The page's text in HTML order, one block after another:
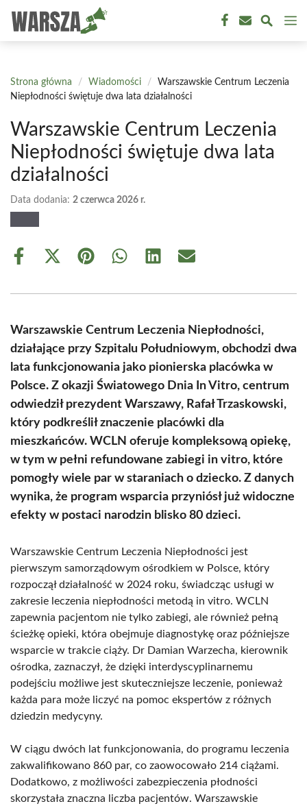
treści
Strona główna / Wiadomości /
Warszawskie Centrum Leczenia
Niepłodności świętuje dwa lata działalności
Warszawskie Centrum Leczenia
Niepłodności świętuje dwa lata
działalności
Data dodania: 2 czerwca 2026 r.
Share
Share
(Twitter)
Share Share Share Share
Warszawskie Centrum Leczenia Niepłodności,
działające przy Szpitalu Południowym, obchodzi dwa
lata funkcjonowania jako pionierska placówka w
Polsce. Z okazji Światowego Dnia In Vitro, centrum
odwiedził prezydent Warszawy, Rafał Trzaskowski,
który podkreślił znaczenie placówki dla
mieszkańców. WCLN oferuje kompleksową opiekę,
w tym w pełni refundowane zabiegi in vitro, które
pomogły wiele par w staraniach o dziecko. Z danych
wynika, że program wsparcia przyniósł już widoczne
efekty w postaci narodzin blisko 80 dzieci.
Warszawskie Centrum Leczenia Niepłodności jest
pierwszym samorządowym ośrodkiem w Polsce, który
rozpoczął działalność w 2024 roku, świadcząc usługi w
zakresie leczenia niepłodności metodą in vitro. WCLN
zapewnia pacjentom nie tylko zabiegi, ale również pełną
ścieżkę opieki, która obejmuje diagnostykę oraz późniejsze
wsparcie w trakcie ciąży. Dr Damian Warzecha, kierownik
ośrodka, zaznaczył, że dzięki interdyscyplinarnemu
podejściu możliwe jest skuteczniejsze leczenie, ponieważ
każda para może liczyć na pomoc ekspertów z różnych
dziedzin medycyny.
W ciągu dwóch lat funkcjonowania, do programu leczenia
zakwalifikowano 860 par, co zaowocowało 214 ciążami.
Dodatkowo, z możliwości zabezpieczenia płodności
skorzystała znaczna liczba pacjentów. Warszawskie